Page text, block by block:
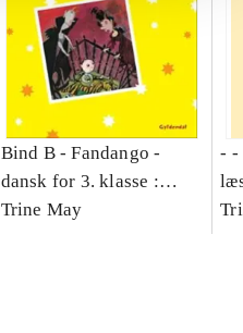
Bind B -Fandango -
dansk for 3. klasse :
grundbog -- Arbejdsbog.
Trine May
- -
-